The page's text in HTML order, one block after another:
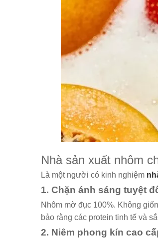
Nhà sản xuất nhôm
Là một người có kinh nghiệm
1. Chặn ánh sáng tuyệt
Nhôm mờ đục 100%. Không
bảo rằng các protein tinh tế và
2. Niêm phong kín cao